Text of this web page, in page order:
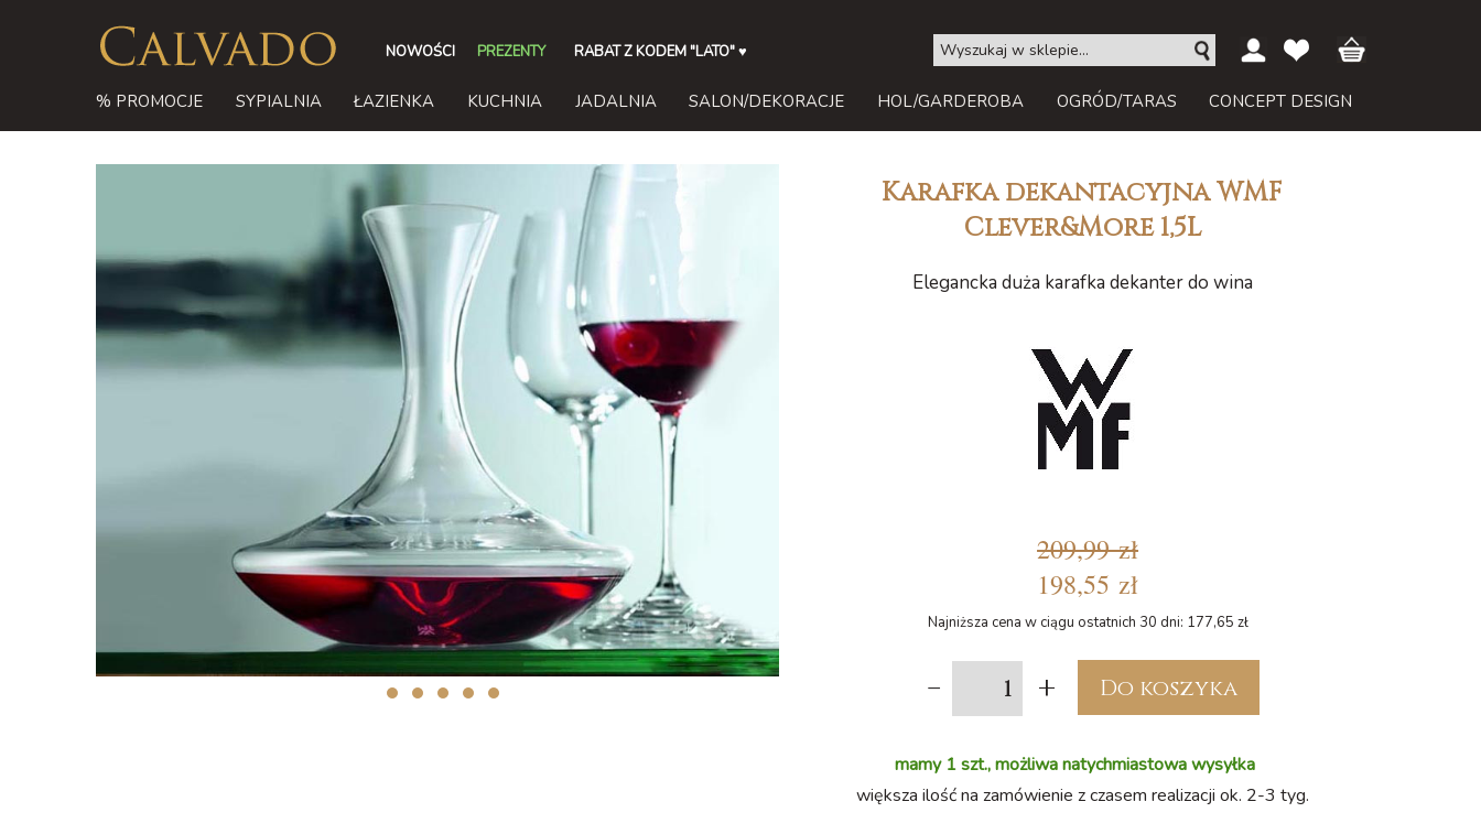
NOWOŚCI PREZENTY RABAT Z KODEM "LATO"♥
% PROMOCJE SYPIALNIA ŁAZIENKA KUCHNIA JADALNIA SALON/DEKORACJE HOL/GARDEROBA OGRÓD/TARAS CONCEPT DESIGN
Karafka dekantacyjna WMF
Clever&More 1,5L
Elegancka duża karafka dekanter do wina
209,99 zł
198,55 zł
Najniższa cena w ciągu ostatnich 30 dni: 177,65 zł
- + Do koszyka
mamy 1 szt., możliwa natychmiastowa wysyłka
większa ilość na zamówienie z czasem realizacji ok. 2-3 tyg.